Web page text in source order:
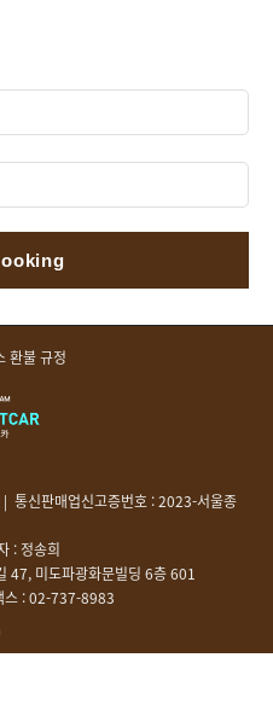
환불 규정
신판매업신고증번호 : 2023-서울종
: 정송희
47, 미도파광화문빌딩 6층 601
: 02-737-8983